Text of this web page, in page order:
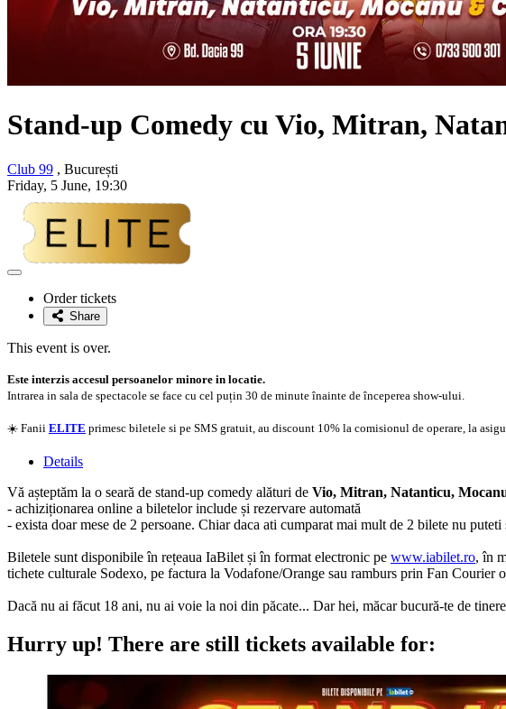
Stand-up Comedy cu Vio, Mitran,
Club 99 , București
Friday, 5 June, 19:30
Adaugă
favoriteOrder tickets
Share
This event is over.
Este interzis accesul persoanelor minore in locatie.
Intrarea in sala de spectacole se face cu cel puțin 30 de minute înainte de începerea show-ului.
☀️ Fanii ELITE primesc biletele si pe SMS gratuit, au discount 10% la comisionul de operare, la
Details
Vă așteptăm la o seară de stand-up comedy alături de Vio, Mitran, Natanticu,
- achiziționarea online a biletelor include și rezervare automată
- exista doar mese de 2 persoane. Chiar daca ati cumparat mai mult de 2 bilete nu puteti
Biletele sunt disponibile în rețeaua IaBilet și în format electronic pe www.iabilet.ro, în
tichete culturale Sodexo, pe factura la Vodafone/Orange sau ramburs prin Fan Courier
Dacă nu ai făcut 18 ani, nu ai voie la noi din păcate... Dar hei, măcar bucură-te de
Hurry up! There are still tickets available for: